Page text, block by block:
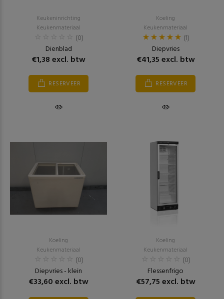
Keukeninrichting
Keukenmateriaal
(0)
Dienblad
€1,38 excl. btw
RESERVEER
Koeling
Keukenmateriaal
(1)
Diepvries
€41,35 excl. btw
RESERVEER
Koeling
Keukenmateriaal
(0)
Diepvries - klein
€33,60 excl. btw
Koeling
Keukenmateriaal
(0)
Flessenfrigo
€57,75 excl. btw